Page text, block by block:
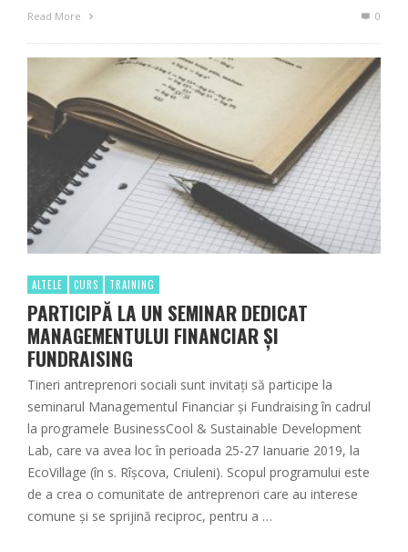
Read More 0
ALTELE CURS TRAINING
PARTICIPĂ LA UN SEMINAR DEDICAT
MANAGEMENTULUI FINANCIAR ȘI
FUNDRAISING
Tineri antreprenori sociali sunt invitați să participe la
seminarul Managementul Financiar și Fundraising în cadrul
la programele BusinessCool & Sustainable Development
Lab, care va avea loc în perioada 25-27 Ianuarie 2019, la
EcoVillage (în s. Rîșcova, Criuleni). Scopul programului este
de a crea o comunitate de antreprenori care au interese
comune și se sprijină reciproc, pentru a …